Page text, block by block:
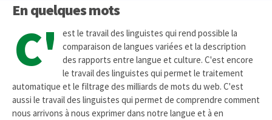
En quelques mots
C'
est le travail des linguistes qui rend possible la
comparaison de langues variées et la description
des rapports entre langue et culture. C'est encore
le travail des linguistes qui permet le traitement
automatique et le filtrage des milliards de mots du web. C'est
aussi le travail des linguistes qui permet de comprendre comment
nous arrivons à nous exprimer dans notre langue et à en